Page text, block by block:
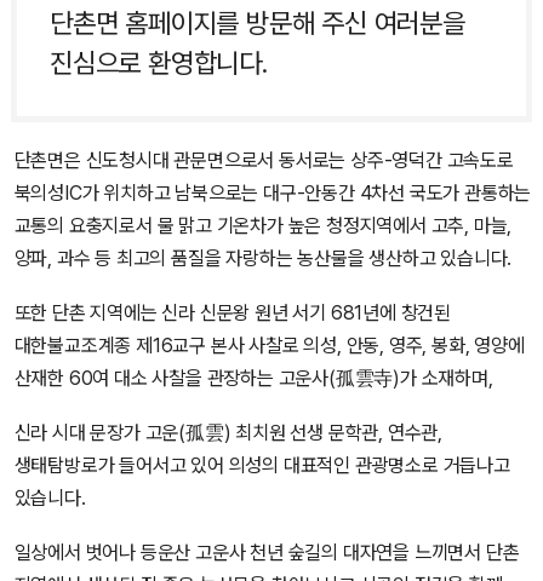
단촌면 홈페이지를 방문해 주신 여러분을
진심으로 환영합니다.
단촌면은 신도청시대 관문면으로서 동서로는 상주-영덕간 고속도로
북의성IC가 위치하고 남북으로는 대구-안동간 4차선 국도가 관통하는
교통의 요충지로서 물 맑고 기온차가 높은 청정지역에서 고추, 마늘,
양파, 과수 등 최고의 품질을 자랑하는 농산물을 생산하고 있습니다.
또한 단촌 지역에는 신라 신문왕 원년 서기 681년에 창건된
대한불교조계종 제16교구 본사 사찰로 의성, 안동, 영주, 봉화, 영양에
산재한 60여 대소 사찰을 관장하는 고운사(孤雲寺)가 소재하며,
신라 시대 문장가 고운(孤雲) 최치원 선생 문학관, 연수관,
생태탐방로가 들어서고 있어 의성의 대표적인 관광명소로 거듭나고
있습니다.
일상에서 벗어나 등운산 고운사 천년 숲길의 대자연을 느끼면서 단촌